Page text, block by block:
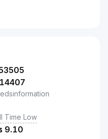
Time Low
9.10